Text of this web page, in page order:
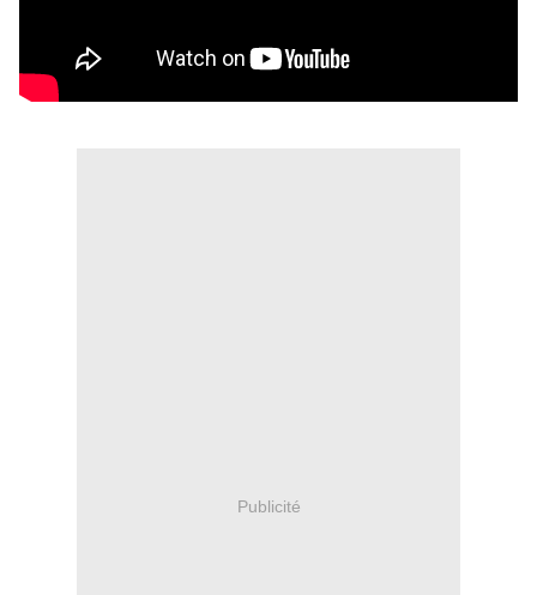
Publicité